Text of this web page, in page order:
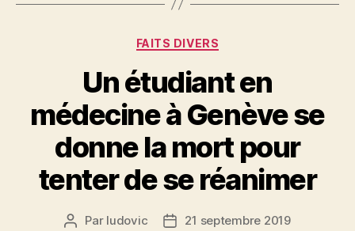
Catégories
FAITS DIVERS
Un étudiant en
médecine à Genève se
donne la mort pour
tenter de se réanimer
Auteur
Par ludovic
Date21 septembre 2019